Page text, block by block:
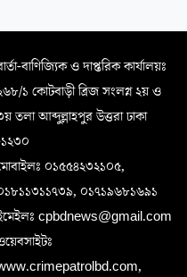
বাণিজ্যিক ও দাপ্তরিক কার্যালয়ঃ
১ কোটবাড়ী ব্রিজ সংলগ্ন ২য় ও
তলা আব্দুল্লাহপুর উত্তরা ঢাকা
০১৫৫৪২৩২১০৫,
০১৭১৯৬৮১৬৯১
cpbdnews@gmail.com